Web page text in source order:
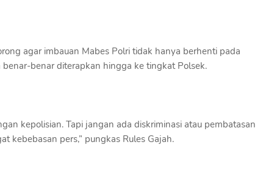
agar imbauan Mabes Polri tidak hanya berhenti pada
benar diterapkan hingga ke tingkat Polsek.
kepolisian. Tapi jangan ada diskriminasi atau pembatasan
kebebasan pers,” pungkas Rules Gajah.